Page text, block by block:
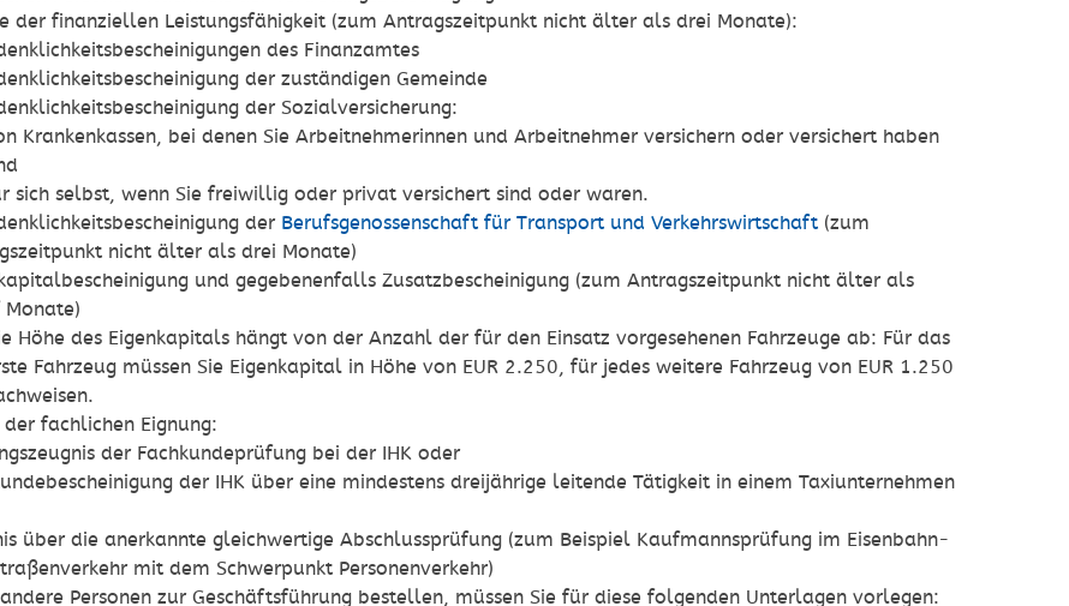
der finanziellen Leistungsfähigkeit (zum Antragszeitpunkt nicht älter als drei Monate):
des Finanzamtes
der zuständigen Gemeinde
der Sozialversicherung:
Krankenkassen, bei denen Sie Arbeitnehmerinnen und Arbeitnehmer versichern oder versichert haben
sich selbst, wenn Sie freiwillig oder privat versichert sind oder waren.
der Berufsgenossenschaft für Transport und Verkehrswirtschaft (zum
nicht älter als drei Monate)
und gegebenenfalls Zusatzbescheinigung (zum Antragszeitpunkt nicht älter als
Höhe des Eigenkapitals hängt von der Anzahl der für den Einsatz vorgesehenen Fahrzeuge ab: Für das
Fahrzeug müssen Sie Eigenkapital in Höhe von EUR 2.250, für jedes weitere Fahrzeug von EUR 1.250
der fachlichen Eignung:
der Fachkundeprüfung bei der IHK oder
der IHK über eine mindestens dreijährige leitende Tätigkeit in einem Taxiunternehmen
über die anerkannte gleichwertige Abschlussprüfung (zum Beispiel Kaufmannsprüfung im Eisenbahn-
mit dem Schwerpunkt Personenverkehr)
Personen zur Geschäftsführung bestellen, müssen Sie für diese folgenden Unterlagen vorlegen: